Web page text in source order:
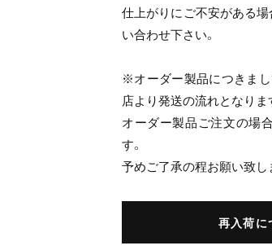
仕上がりにご不安がある
い合わせ下さい。
※オーダー製品につきま
店より発送の流れとなりま
オーダー製品ご注文の場
す。
予めご了承の程お願い致し
再入荷に